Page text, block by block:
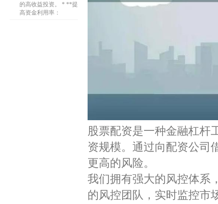
的高收益投资。 * **提
高资金利用率：
股票配资是一种金融杠杆
资规模。通过向配资公司
更高的风险。
我们拥有强大的风控体系
的风控团队，实时监控市